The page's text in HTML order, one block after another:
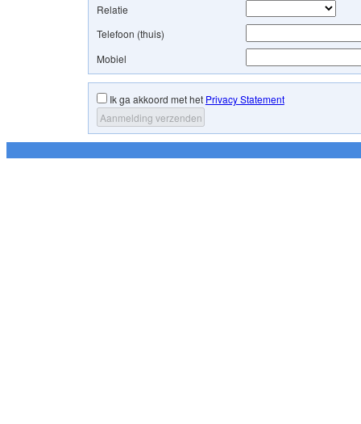
Relatie
Telefoon (thuis)
Mobiel
Ik ga akkoord met het Privacy Statement